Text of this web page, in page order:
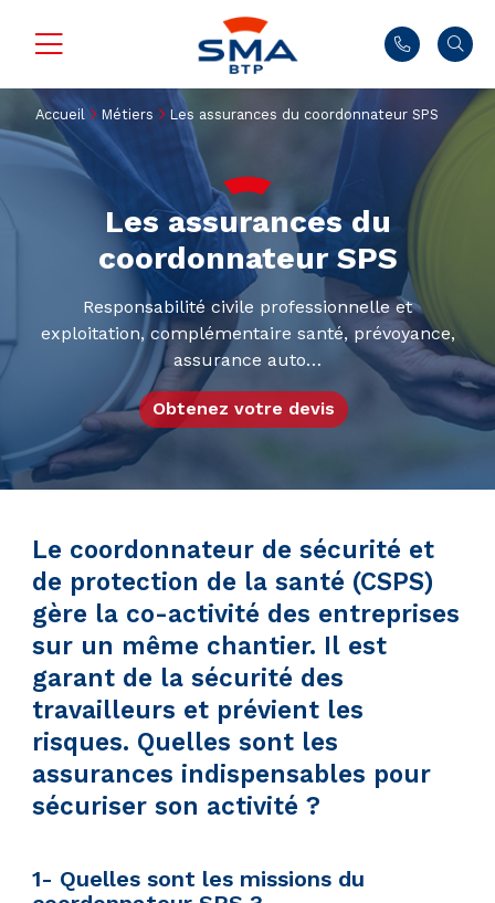
Accueil Métiers Les assurances du coordonnateur SPS
Les assurances du
coordonnateur SPS
Responsabilité civile professionnelle et
exploitation, complémentaire santé, prévoyance,
assurance auto…
Obtenez votre devis
Le coordonnateur de sécurité et
de protection de la santé (CSPS)
gère la co-activité des entreprises
sur un même chantier. Il est
garant de la sécurité des
travailleurs et prévient les
risques. Quelles sont les
assurances indispensables pour
sécuriser son activité ?
1- Quelles sont les missions du